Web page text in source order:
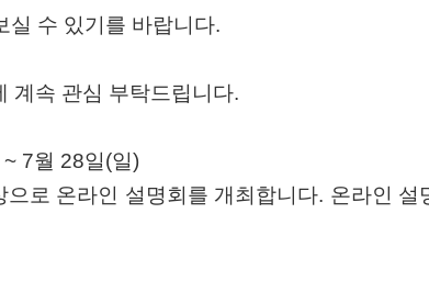
실 수 있기를 바랍니다.
계속 관심 부탁드립니다.
7월 28일(일)
로 온라인 설명회를 개최합니다. 온라인